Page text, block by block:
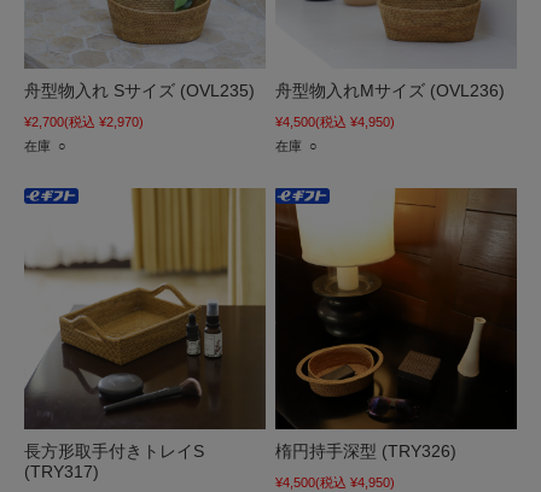
舟型物入れ Sサイズ (OVL235)
¥2,700(税込 ¥2,970)
在庫 ○
舟型物入れMサイズ (OVL236)
¥4,500(税込 ¥4,950)
在庫 ○
長方形取手付きトレイS
(TRY317)
楕円持手深型 (TRY326)
¥4,500(税込 ¥4,950)